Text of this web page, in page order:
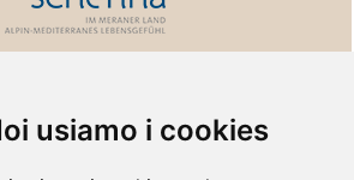
usiamo i cookies